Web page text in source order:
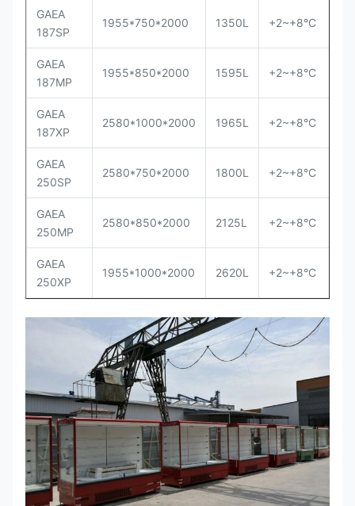
GAEA
187SP
1955*750*2000 1350L +2~+8°C
GAEA
187MP
1955*850*2000 1595L +2~+8°C
GAEA
187XP
2580*1000*2000 1965L +2~+8°C
GAEA
250SP
2580*750*2000 1800L +2~+8°C
GAEA
250MP
2580*850*2000 2125L +2~+8°C
GAEA
250XP
1955*1000*2000 2620L +2~+8°C